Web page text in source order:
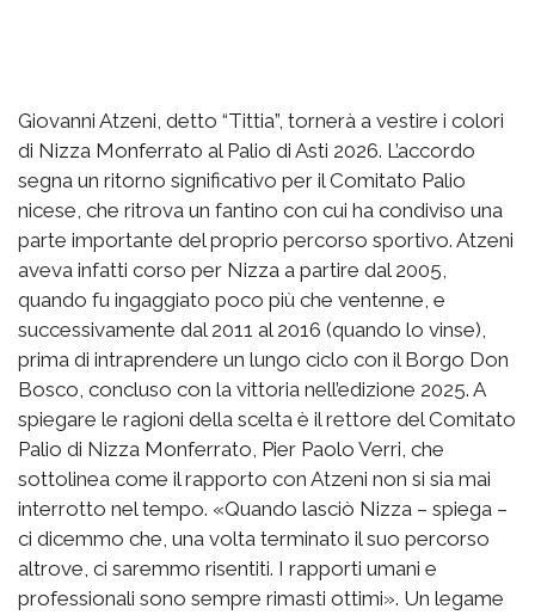
Giovanni Atzeni, detto “Tittia”, tornerà a vestire i colori
di Nizza Monferrato al Palio di Asti 2026. L’accordo
segna un ritorno significativo per il Comitato Palio
nicese, che ritrova un fantino con cui ha condiviso una
parte importante del proprio percorso sportivo. Atzeni
aveva infatti corso per Nizza a partire dal 2005,
quando fu ingaggiato poco più che ventenne, e
successivamente dal 2011 al 2016 (quando lo vinse),
prima di intraprendere un lungo ciclo con il Borgo Don
Bosco, concluso con la vittoria nell’edizione 2025. A
spiegare le ragioni della scelta è il rettore del Comitato
Palio di Nizza Monferrato, Pier Paolo Verri, che
sottolinea come il rapporto con Atzeni non si sia mai
interrotto nel tempo. «Quando lasciò Nizza – spiega –
ci dicemmo che, una volta terminato il suo percorso
altrove, ci saremmo risentiti. I rapporti umani e
professionali sono sempre rimasti ottimi». Un legame